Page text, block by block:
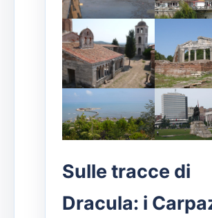
Sulle tracce di
Dracula: i